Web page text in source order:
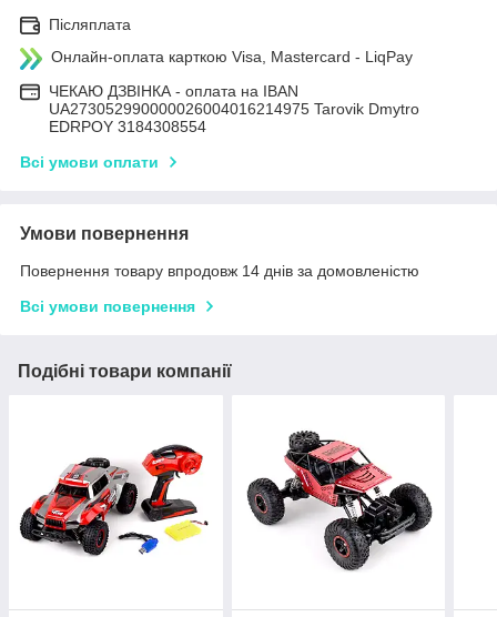
Післяплата
Онлайн-оплата карткою Visa, Mastercard - LiqPay
ЧЕКАЮ ДЗВІНКА - оплата на IBAN
UA273052990000026004016214975 Tarovik Dmytro
EDRPOY 3184308554
Всі умови оплати
Умови повернення
Повернення товару впродовж 14 днів за домовленістю
Всі умови повернення
Подібні товари компанії